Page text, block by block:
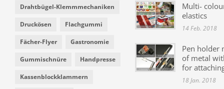
Drahtbügel-Klemmmechaniken
Druckösen Flachgummi
Fächer-Flyer Gastronomie
Gummischnüre Handpresse
Kassenblockklammern
Multi-
elastics
14 Feb. 2018
Pen holder
of metal
for
18 Jan. 2018